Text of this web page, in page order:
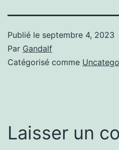
Publié le septembre 4, 2023
Par Gandalf
Catégorisé comme
Laisser un